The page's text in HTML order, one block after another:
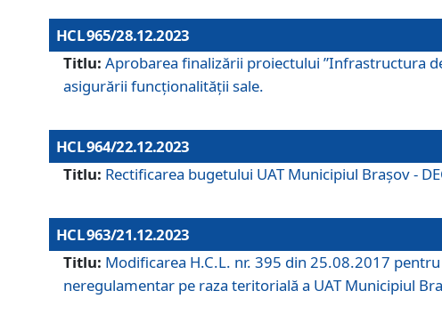
HCL 965/28.12.2023
Titlu: Aprobarea finalizării proiectului ”Infrastructura
asigurării funcționalității sale.
HCL 964/22.12.2023
Titlu: Rectificarea bugetului UAT Municipiul Braşov -
HCL 963/21.12.2023
Titlu: Modificarea H.C.L. nr. 395 din 25.08.2017
neregulamentar pe raza teritorială a UAT Municipiul